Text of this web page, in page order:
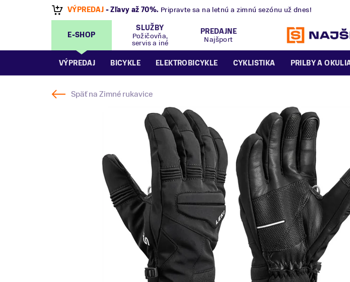
VÝPREDAJ - Zľavy až 70%. Pripravte sa na letnú a zimnú sezónu už dnes!
E-SHOP
SLUŽBY
Požičovňa,
servis a iné
PREDAJNE
Najšport
VÝPREDAJ BICYKLE ELEKTROBICYKLE CYKLISTIKA PRILBY A
Späť naZimné rukavice